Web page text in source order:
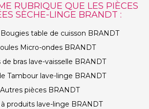
RUBRIQUE QUE LES PIÈCES
SÈCHE-LINGE BRANDT :
table de cuisson BRANDT
Micro-ondes BRANDT
de bras lave-vaisselle BRANDT
Tambour lave-linge BRANDT
Autres pièces BRANDT
produits lave-linge BRANDT